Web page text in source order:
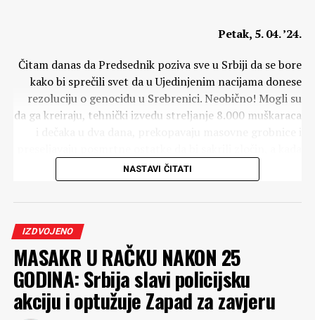
Petak, 5. 04. ’24.
Čitam danas da Predsednik poziva sve u Srbiji da se bore
kako bi sprečili svet da u Ujedinjenim nacijama donese
rezoluciju o genocidu u Srebrenici. Neobično! Mogli su
da ga kreiraju, tehnički izvedu streljanje 8.000 muškaraca
su tužioci i sudije UN-ovog suda dokazale i pravosnažno
osudile neke od organizatora tog kosmičkog zločina, o
čemu je ceo svet izveštavao, taj isti čovek nikada nije
Bio je tek šegrt u Miloševićevoj radionici, ali je brzo učio i
već četiri godine kasnije postao ministar informisanja u
vladi svog Majstora.
Danas mi novinarka „nezavisnog“ medija nije dozvolila u
emisiji uživo da završim misao o predstojećoj rezoluciji
NASTAVI ČITATI
IZDVOJENO
MASAKR U RAČKU NAKON 25
GODINA: Srbija slavi policijsku
akciju i optužuje Zapad za zavjeru